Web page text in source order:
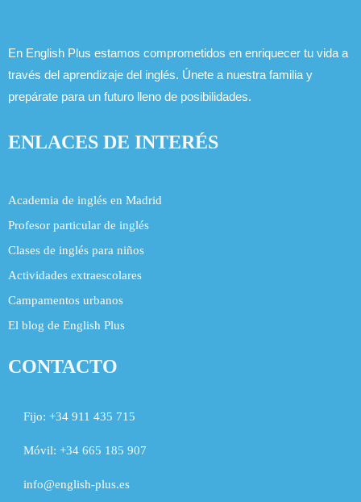
En English Plus estamos comprometidos en enriquecer tu vida a
través del aprendizaje del inglés. Únete a nuestra familia y
prepárate para un futuro lleno de posibilidades.
ENLACES DE INTERÉS
Academia de inglés en Madrid
Profesor particular de inglés
Clases de inglés para niños
Actividades extraescolares
Campamentos urbanos
El blog de English Plus
CONTACTO
Fijo: +34 911 435 715
Móvil: +34 665 185 907
info@english-plus.es